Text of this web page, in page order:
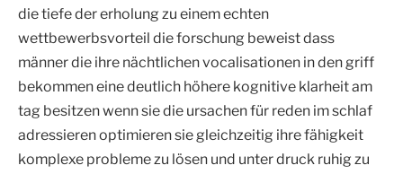
die tiefe der erholung zu einem echten
wettbewerbsvorteil die forschung beweist dass
männer die ihre nächtlichen vocalisationen in den griff
bekommen eine deutlich höhere kognitive klarheit am
tag besitzen wenn sie die ursachen für reden im schlaf
adressieren optimieren sie gleichzeitig ihre fähigkeit
komplexe probleme zu lösen und unter druck ruhig zu